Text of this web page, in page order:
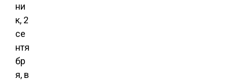
ни
к, 2
се
нтя
бр
я, в